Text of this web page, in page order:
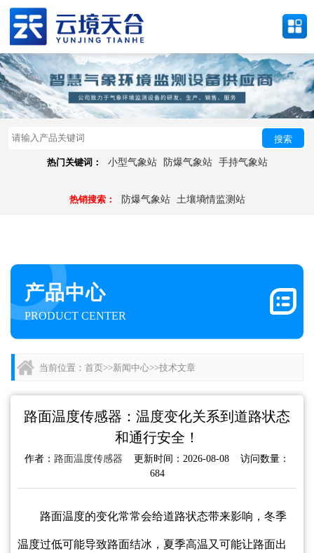
搜索
热门关键词： 小型气象站 防爆气象站 手持气象站
热销搜索： 防爆气象站 土壤墒情监测站
产品中心
PRODUCT CENTER
当前位置： 首页>>新闻中心>>技术文章
路面温度传感器：温度变化关系到道路状态
和通行安全！
作者： 路面温度传感器 更新时间：2026-08-08 访问数量：
684
路面温度的变化常常会给道路状态带来影响，冬季
温度过低可能导致路面结冰，夏季高温又可能让路面出